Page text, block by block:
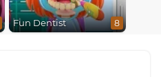
Fun Dentist 8